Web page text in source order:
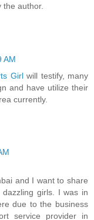
author.
AM
Girlwill testify, many
and have utilize their
currently.
and I want to share
girls. I was in
due to the business
service provider in